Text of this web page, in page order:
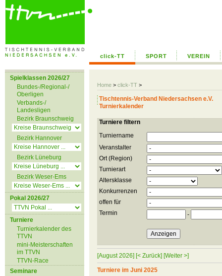
click-TT SPORT VEREIN
Home > click-TT >
Spielklassen 2026/27
Bundes-/Regional-/
Oberligen
Verbands-/
Landesligen
Bezirk Braunschweig
Bezirk Hannover
Bezirk Lüneburg
Bezirk Weser-Ems
Pokal 2026/27
Turniere
Turnierkalender des
TTVN
mini-Meisterschaften
im TTVN
TTVN-Race
Seminare
Tischtennis-Verband Niedersachsen e.V.
Turnierkalender
Turniere filtern
Turniername
Veranstalter
Ort (Region)
Turnierart
Altersklasse
Konkurrenzen
offen für
Termin
-
[August 2026] [< Zurück] [Weiter >]
Turniere im Juni 2025